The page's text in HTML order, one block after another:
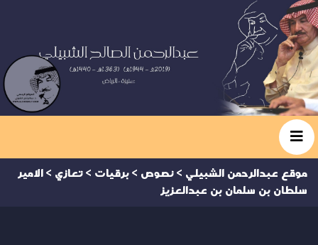
موقع عبدالرحمن الشبيلي > نصوص > برقيات > تعازي > الامير
سلطان بن سلمان بن عبدالعزيز